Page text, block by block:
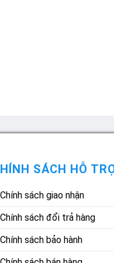
SÁCH HỖ
Chính sách giao nhận
Chính sách đổi trả hàng
Chính sách bảo hành